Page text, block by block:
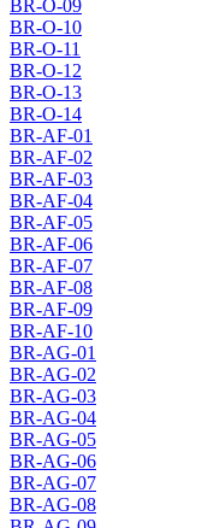
BR-O-09
BR-O-10
BR-O-11
BR-O-12
BR-O-13
BR-O-14
BR-AF-01
BR-AF-02
BR-AF-03
BR-AF-04
BR-AF-05
BR-AF-06
BR-AF-07
BR-AF-08
BR-AF-09
BR-AF-10
BR-AG-01
BR-AG-02
BR-AG-03
BR-AG-04
BR-AG-05
BR-AG-06
BR-AG-07
BR-AG-08